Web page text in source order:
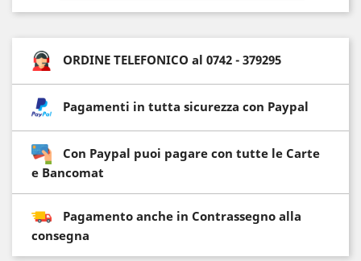
ORDINE TELEFONICO al 0742 - 379295
Pagamenti in tutta sicurezza con Paypal
Con Paypal puoi pagare con tutte le Carte
e Bancomat
Pagamento anche in Contrassegno alla
consegna